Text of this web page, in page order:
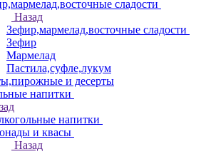
сладости
Назад
Зефир,мармелад,восточные сладости
Зефир
Мармелад
Пастила,суфле,лукум
и десерты
напитки
напитки
и квасы
Назад